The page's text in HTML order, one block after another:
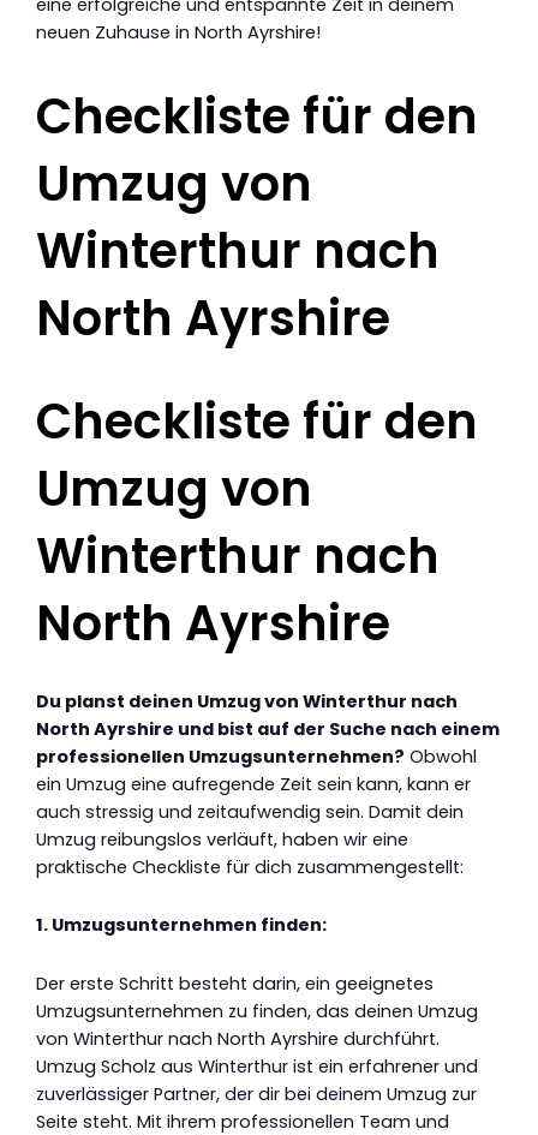
eine erfolgreiche und entspannte Zeit in deinem
neuen Zuhause in North Ayrshire!
Checkliste für den
Umzug von
Winterthur nach
North Ayrshire
Checkliste für den
Umzug von
Winterthur nach
North Ayrshire
Du planst deinen Umzug von Winterthur nach
North Ayrshire und bist auf der Suche nach einem
professionellen Umzugsunternehmen? Obwohl
ein Umzug eine aufregende Zeit sein kann, kann er
auch stressig und zeitaufwendig sein. Damit dein
Umzug reibungslos verläuft, haben wir eine
praktische Checkliste für dich zusammengestellt:
1. Umzugsunternehmen finden:
Der erste Schritt besteht darin, ein geeignetes
Umzugsunternehmen zu finden, das deinen Umzug
von Winterthur nach North Ayrshire durchführt.
Umzug Scholz aus Winterthur ist ein erfahrener und
zuverlässiger Partner, der dir bei deinem Umzug zur
Seite steht. Mit ihrem professionellen Team und